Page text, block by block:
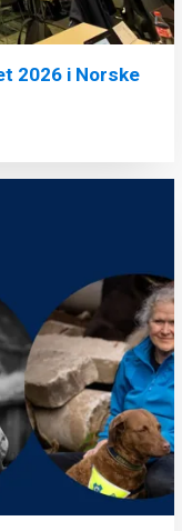
2026 i Norske